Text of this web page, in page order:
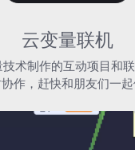
云变量联机
术制作的互动项目和
作，赶快和朋友们一起